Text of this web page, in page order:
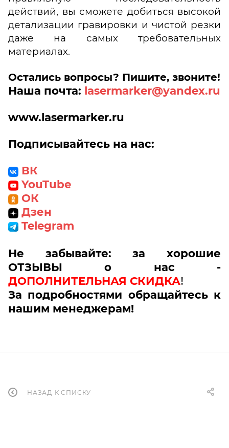
действий, вы сможете добиться высокой
детализации гравировки и чистой резки
даже на самых требовательных
материалах.
Остались вопросы? Пишите, звоните!
Наша почта: lasermarker@yandex.ru
www.lasermarker.ru
Подписывайтесь на нас:
ВК
YouTube
ОК
Дзен
Telegram
Не забывайте: за хорошие
ОТЗЫВЫ о нас -
ДОПОЛНИТЕЛЬНАЯ СКИДКА!
За подробностями обращайтесь к
нашим менеджерам!
НАЗАД К СПИСКУ